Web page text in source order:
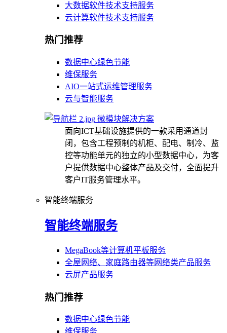
大数据软件技术支持服务
云计算软件技术支持服务
热门推荐
数据中心绿色节能
维保服务
AIO一站式运维管理服务
云与智能服务
微模块解决方案
面向ICT基础设施提供的一款采用通道封
闭，包含工程预制的机柜、配电、制冷、监
控等功能单元的独立的小型数据中心，为客
户提供数据中心整体产品及交付，全面提升
客户IT服务管理水平。
智能终端服务
智能终端服务
MegaBook等计算机平板服务
全屋网络、家庭路由器等网络类产品服务
云屏产品服务
热门推荐
数据中心绿色节能